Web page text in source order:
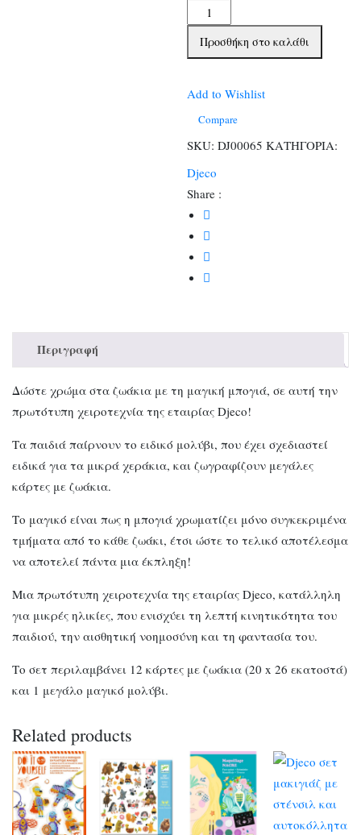
Djeco
Ζωγραφίζω
μολύβι
ποσότητα
Προσθήκη στο καλάθι
Add to Wishlist
Compare
SKU: DJ00065 ΚΑΤΗΓΟΡΙΑ:
Djeco
Share :
Περιγραφή
Δώστε χρώμα στα ζωάκια με τη μαγική μπογιά, σε αυτή την
πρωτότυπη χειροτεχνία της εταιρίας Djeco!
Τα παιδιά παίρνουν το ειδικό μολύβι, που έχει σχεδιαστεί
ειδικά για τα μικρά χεράκια, και ζωγραφίζουν μεγάλες
κάρτες με ζωάκια.
Το μαγικό είναι πως η μπογιά χρωματίζει μόνο συγκεκριμένα
τμήματα από το κάθε ζωάκι, έτσι ώστε το τελικό αποτέλεσμα
να αποτελεί πάντα μια έκπληξη!
Μια πρωτότυπη χειροτεχνία της εταιρίας Djeco, κατάλληλη
για μικρές ηλικίες, που ενισχύει τη λεπτή κινητικότητα του
παιδιού, την αισθητική νοημοσύνη και τη φαντασία του.
Το σετ περιλαμβάνει 12 κάρτες με ζωάκια (20 x 26 εκατοστά)
και 1 μεγάλο μαγικό μολύβι.
Related products